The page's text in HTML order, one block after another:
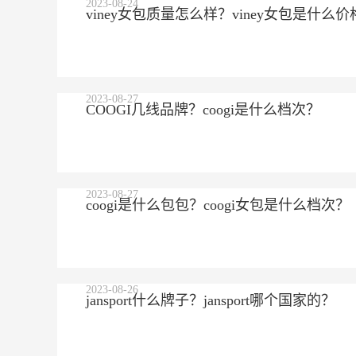
viney女包质量怎么样？viney女包是什么价
2023-08-24
COOGI几线品牌？coogi是什么档次？
2023-08-27
coogi是什么包包？coogi女包是什么档次？
2023-08-27
jansport什么牌子？jansport哪个国家的？
2023-08-26